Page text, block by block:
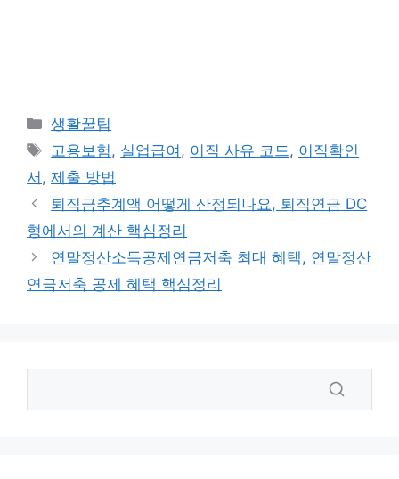
카
테
리
생활꿀팁
태
그
고용보험 , 실업급여 , 이직 사유 코드 , 이직확인
서 , 제출 방법
퇴직금추계액 어떻게 산정되나요, 퇴직연금 DC
형에서의 계산 핵심정리
연말정산소득공제연금저축 최대 혜택, 연말정산
연금저축 공제 혜택 핵심정리